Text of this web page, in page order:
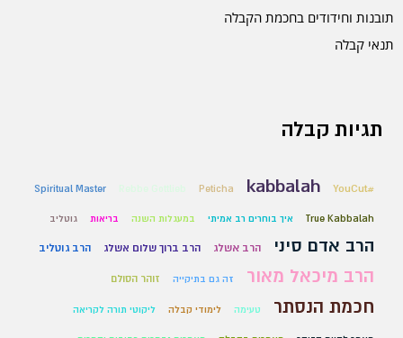
תובנות וחידודים בחכמת הקבלה
תנאי קבלה
תגיות קבלה
#YouCut
kabbalah
Peticha
Spiritual Master
True Kabbalah איך בוחרים רב אמיתי במעגלות השנה בריאות גוטליב
הרב אדם סיני הרב אשלג הרב ברוך שלום אשלג הרב גוטליב
הרב מיכאל מאור זה גם בתיקייה זוהר הסולם
חכמת הנסתר טעימה לימודי קבלה ליקוטי תורה לקריאה